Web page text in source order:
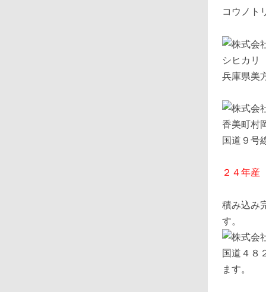
コウノト
兵庫県美
国道９号
２４年
積み込み
す。
国道４
ます。